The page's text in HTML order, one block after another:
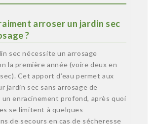
arroser un jardin sec
?
sec nécessite un arrosage
la première année (voire deux en
Cet apport d’eau permet aux
jardin sec sans arrosage de
enracinement profond, après quoi
se limitent à quelques
de secours en cas de sécheresse